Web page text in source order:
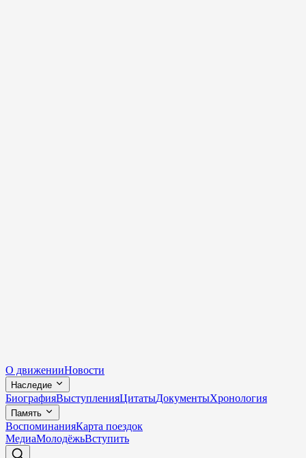
О движенииНовости
Наследие
БиографияВыступленияЦитатыДокументыХронология
Память
ВоспоминанияКарта поездок
МедиаМолодёжьВступить